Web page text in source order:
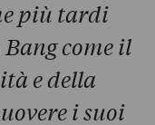
più tardi
come il
e della
i suoi